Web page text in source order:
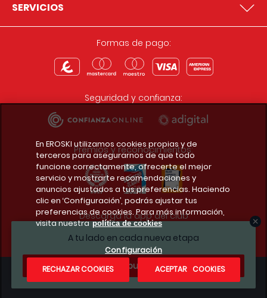
A tu lado en cada nueva etapa
¿Te apuntas?
SERVICIOS
Formas de pago:
Seguridad y confianza:
Premios y reconocimientos:
Descarga la app del club
Condiciones legales
En EROSKI utilizamos cookies propias y de
terceros para asegurarnos de que todo
funcione correctamente, ofrecerte el mejor
servicio y mostrarte recomendaciones y
anuncios ajustados a tus preferencias. Haciendo
clic en ‘Configuración’, podrás ajustar tus
preferencias de cookies. Para más información,
visita nuestra política de cookies
Configuración
RECHAZAR COOKIES
ACEPTAR COOKIES